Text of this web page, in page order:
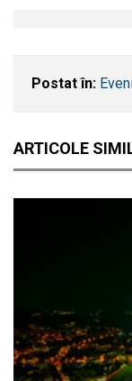
Postat în:
ARTICOLE